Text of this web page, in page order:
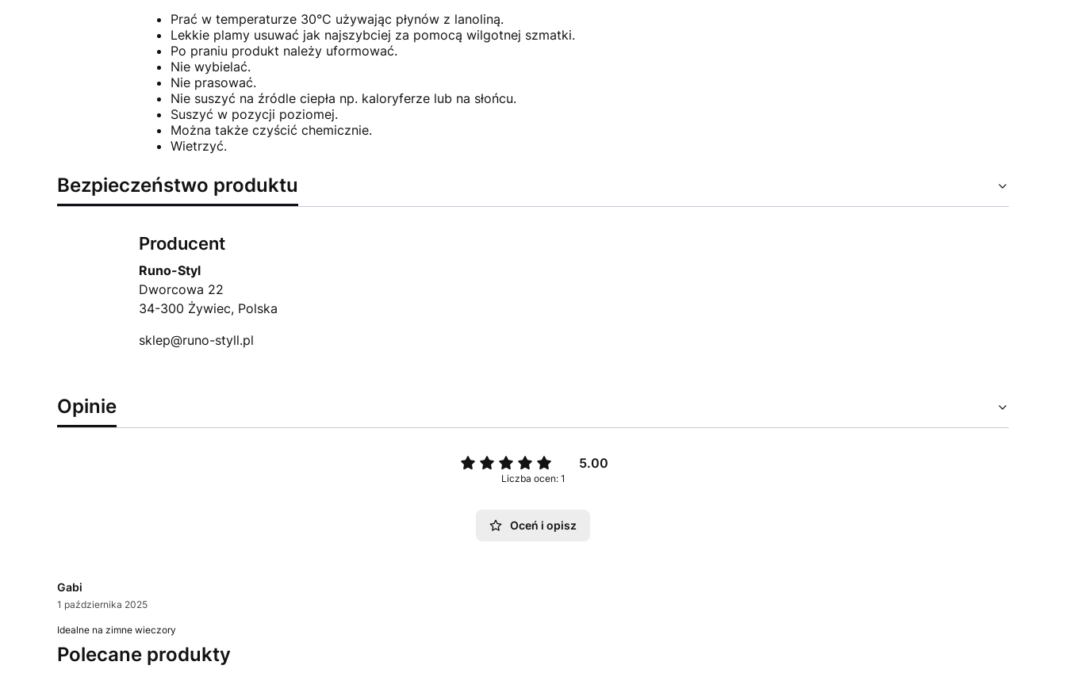
Prać w temperaturze 30°C używając płynów z lanoliną.
Lekkie plamy usuwać jak najszybciej za pomocą wilgotnej szmatki.
Po praniu produkt należy uformować.
Nie wybielać.
Nie prasować.
Nie suszyć na źródle ciepła np. kaloryferze lub na słońcu.
Suszyć w pozycji poziomej.
Można także czyścić chemicznie.
Wietrzyć.
Bezpieczeństwo produktu
Producent
Runo-Styl
Dworcowa 22
34-300 Żywiec, Polska
sklep@runo-styll.pl
Opinie
5.00
Liczba ocen: 1
Oceń i opisz
Gabi
1 października 2025
Idealne na zimne wieczory
Polecane produkty